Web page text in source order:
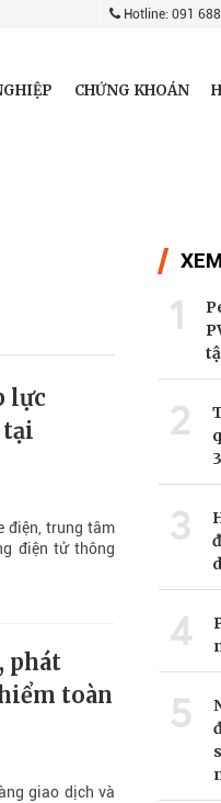
Hotline: 091
CHỨNG KHOÁN
lực
điện, trung tâm
điện tử thông
phát
toàn
giao dịch và
1
2
3
4
5